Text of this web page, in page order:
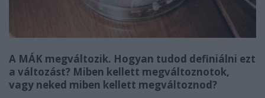
A MÁK megváltozik. Hogyan tudod definiálni ezt
a változást? Miben kellett megváltoznotok,
vagy neked miben kellett megváltoznod?